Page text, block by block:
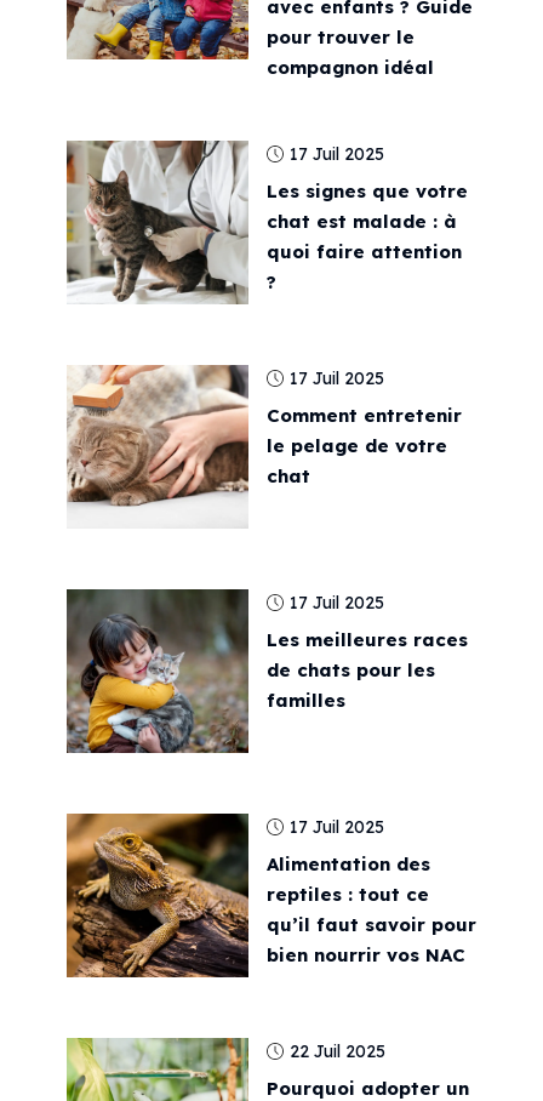
avec enfants ? Guide
pour trouver le
compagnon idéal
17 Juil 2025
Les signes que votre
chat est malade : à
quoi faire attention
?
17 Juil 2025
Comment entretenir
le pelage de votre
chat
17 Juil 2025
Les meilleures races
de chats pour les
familles
17 Juil 2025
Alimentation des
reptiles : tout ce
qu’il faut savoir pour
bien nourrir vos NAC
22 Juil 2025
Pourquoi adopter un